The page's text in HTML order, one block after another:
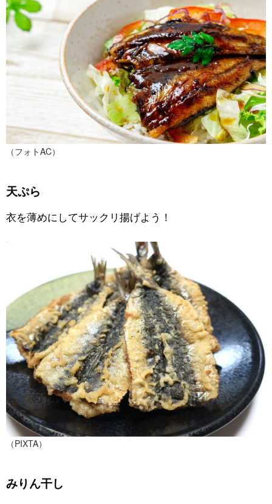
（フォトAC）
天ぷら
衣を薄めにしてサックリ揚げよう！
（PIXTA）
みりん干し